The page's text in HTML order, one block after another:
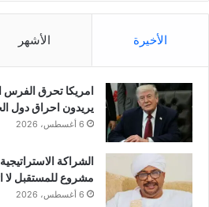
الأخيرة الأشهر
امريكا تحرق
يريدون احراق دول
6 أغسطس، 2026
الشراكة
مشروع للمستقبل لا
6 أغسطس، 2026